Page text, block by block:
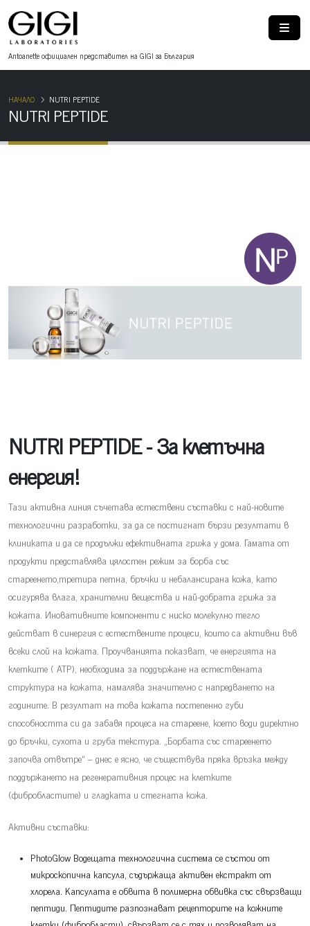
Antoanette oфициален представител на GIGI за България
NUTRI PEPTIDE
НАЧАЛО NUTRI PEPTIDE
NUTRI PEPTIDE - За клетъчна
енергия!
Тази активна линия съчетава естествени съставки с най-новите
технологични разработки, за да се постигнат бързи резултати в
клиниката и да се продължи ефективната грижа у дома. Гамата от
продукти представлява цялостен режим за борба със
стареенето,третира петна, бръчки и небалансирана кожа, като
осигурява влага, хранителни вещества и най-добрата грижа за
кожата. Иновативните компоненти с ниско молекулно тегло
действат в синергия с естествените процеси, които са активни във
всеки слой на кожата. Проучванията показват, че енергията на
клетките ( ATP), необходима за поддържане на естествената
структура на кожата, намалява значително с напредването на
годините. В резултат на това кожата постепенно губи
способността си да забавя процеса на стареене, което води директно
до бръчки, сухота и груба текстура. „Борбата със стареенето
започва отвътре“ – днес е ясно, че съществува пряка връзка между
поддържането на регенеративния процес на клетките
(фибробластите) и гладката и стегната кожа.
Активни съставки:
PhotoGlow Водещата технологична система се състои от
микроскопична капсула, съдържаща активен екстракт от
хлорела. Капсулата е обвита в полимерна обвивка със свързващи
пептиди. Пептидите разпознават рецепторите на кожните